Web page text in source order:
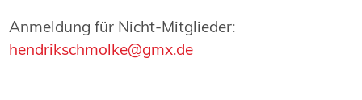
Anmeldung für Nicht-Mitglieder:
hendrikschmolke@gmx.de